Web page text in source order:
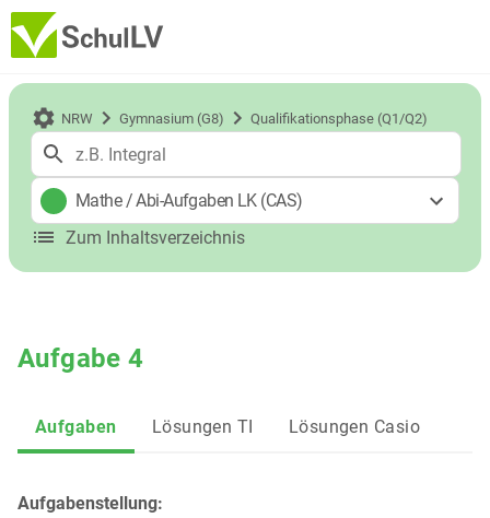
NRW Gymnasium (G8) Qualifikationsphase (Q1/Q2)
Mathe/Abi-Aufgaben LK (CAS)
Zum Inhaltsverzeichnis
Aufgabe 4
Aufgaben Lösungen TI Lösungen Casio
Aufgabenstellung: